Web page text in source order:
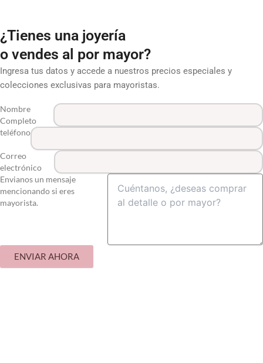
¿Tienes una joyería
o vendes al por mayor?
Ingresa tus datos y accede a nuestros precios especiales y
colecciones exclusivas para mayoristas.
Nombre
Completo
teléfono
Correo
electrónico
Envianos un mensaje
mencionando si eres
mayorista.
ENVIAR AHORA